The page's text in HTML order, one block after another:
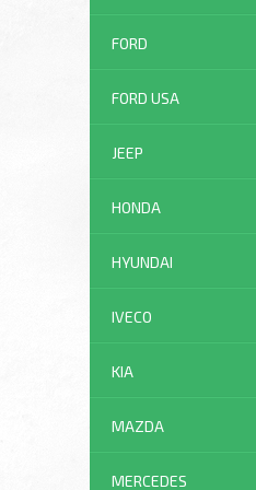
FORD
FORD USA
JEEP
HONDA
HYUNDAI
IVECO
KIA
MAZDA
MERCEDES